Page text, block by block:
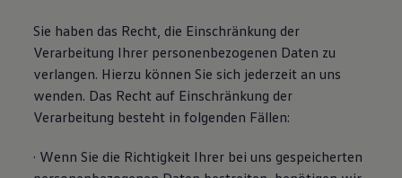
Sie haben das Recht, die Einschränkung der
Verarbeitung Ihrer personenbezogenen Daten zu
verlangen. Hierzu können Sie sich jederzeit an uns
wenden. Das Recht auf Einschränkung der
Verarbeitung besteht in folgenden Fällen:
· Wenn Sie die Richtigkeit Ihrer bei uns gespeicherten